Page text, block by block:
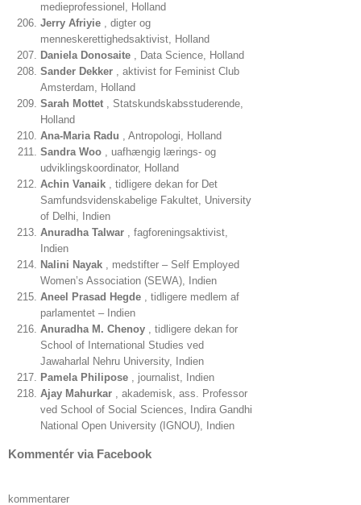
medieprofessionel, Holland
Jerry Afriyie , digter og
menneskerettighedsaktivist, Holland
Daniela Donosaite , Data Science, Holland
Sander Dekker , aktivist for Feminist Club
Amsterdam, Holland
Sarah Mottet , Statskundskabsstuderende,
Holland
Ana-Maria Radu , Antropologi, Holland
Sandra Woo , uafhængig lærings- og
udviklingskoordinator, Holland
Achin Vanaik , tidligere dekan for Det
Samfundsvidenskabelige Fakultet, University
of Delhi, Indien
Anuradha Talwar , fagforeningsaktivist,
Indien
Nalini Nayak , medstifter – Self Employed
Women’s Association (SEWA), Indien
Aneel Prasad Hegde , tidligere medlem af
parlamentet – Indien
Anuradha M. Chenoy , tidligere dekan for
School of International Studies ved
Jawaharlal Nehru University, Indien
Pamela Philipose , journalist, Indien
Ajay Mahurkar , akademisk, ass. Professor
ved School of Social Sciences, Indira Gandhi
National Open University (IGNOU), Indien
Kommentér via Facebook
kommentarer